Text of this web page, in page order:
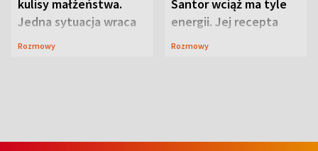
kulisy małżeństwa.
Jedna sytuacja wraca
jak bumerang
Rozmowy
Santor wciąż ma tyle
energii. Jej recepta
jest zaskakująco
Rozmowy